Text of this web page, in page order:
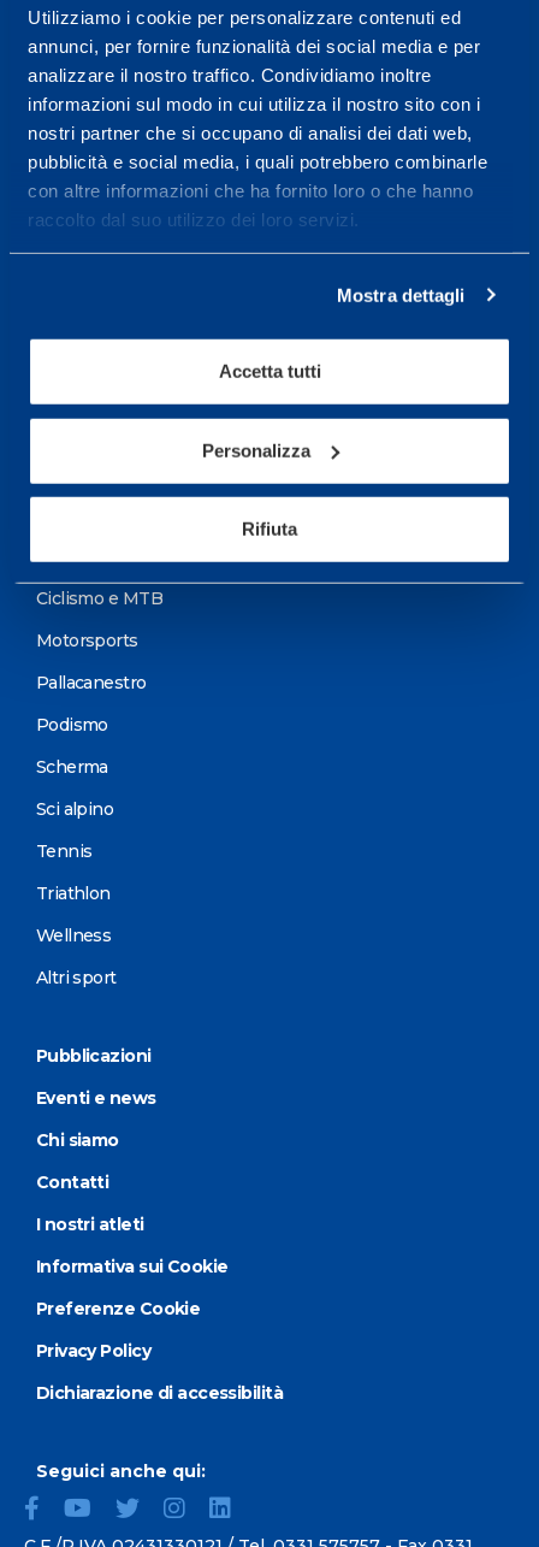
Utilizziamo i cookie per personalizzare contenuti ed
annunci, per fornire funzionalità dei social media e per
analizzare il nostro traffico. Condividiamo inoltre
informazioni sul modo in cui utilizza il nostro sito con i
nostri partner che si occupano di analisi dei dati web,
pubblicità e social media, i quali potrebbero combinarle
con altre informazioni che ha fornito loro o che hanno
raccolto dal suo utilizzo dei loro servizi.
Mostra dettagli
Accetta tutti
Personalizza
Rifiuta
Centro servizi per l'alta
prestazione ed il
wellness.
Maggiori informazioni
Servizi Medici
Ciclismo e MTB
Motorsports
Pallacanestro
Podismo
Scherma
Sci alpino
Tennis
Triathlon
Wellness
Altri sport
Pubblicazioni
Eventi e news
Chi siamo
Contatti
I nostri atleti
Informativa sui Cookie
Preferenze Cookie
Privacy Policy
Dichiarazione di accessibilità
Seguici anche qui: